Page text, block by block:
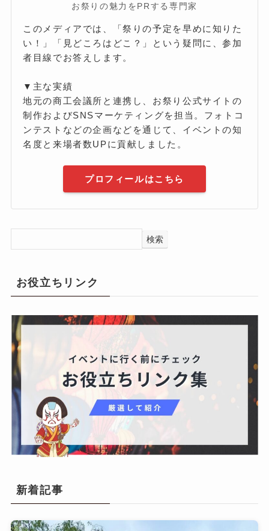
お祭りの魅力をPRする専門家
このメディアでは、「祭りの予定を早めに知りた
い！」「見どころはどこ？」という疑問に、参加
者目線でお答えします。
▼主な実績
地元の商工会議所と連携し、お祭り公式サイトの
制作およびSNSマーケティングを担当。フォトコ
ンテストなどの企画などを通じて、イベントの知
名度と来場者数UPに貢献しました。
プロフィールはこちら
検索
お役立ちリンク
新着記事